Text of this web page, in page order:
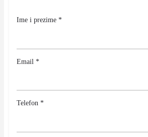
Ime i prezime *
Email *
Telefon *